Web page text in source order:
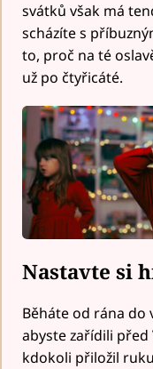
svátků však má
scházíte s
to, proč na té
už po čtyřicáté.
Nastavte si
Běháte od rána do
abyste zařídili před
kdokoli přiložil